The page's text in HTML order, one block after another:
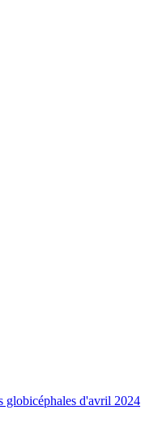
globicéphales d'avril 2024